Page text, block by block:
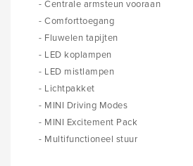
- Centrale armsteun vooraan
- Comforttoegang
- Fluwelen tapijten
- LED koplampen
- LED mistlampen
- Lichtpakket
- MINI Driving Modes
- MINI Excitement Pack
- Multifunctioneel stuur